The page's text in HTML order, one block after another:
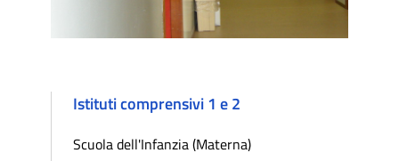
Istituti comprensivi 1 e 2
Scuola dell'Infanzia (Materna)